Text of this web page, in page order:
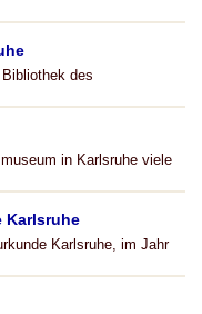
des
in Karlsruhe viele
Karlsruhe
Karlsruhe, im Jahr